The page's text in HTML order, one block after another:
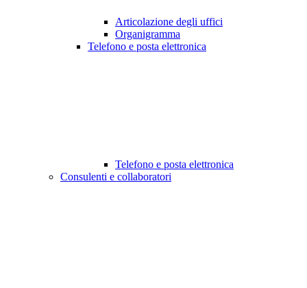
Articolazione degli uffici
Organigramma
Telefono e posta elettronica
Telefono e posta elettronica
Consulenti e collaboratori